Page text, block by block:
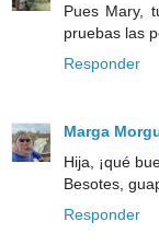
Pues Mary,
pruebas las
Responder
Marga
Hija, ¡qué
Besotes,
Responder